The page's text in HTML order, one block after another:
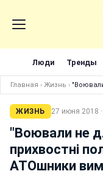
Люди Тренды
Главная › Жизнь ›
ЖИЗНЬ 27 июня 2018
"Воювали не
прихвостні
АТОшники